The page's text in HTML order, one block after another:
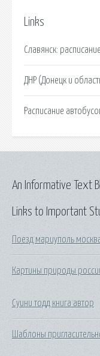
Links
Славянск:
ДНР (Донецк и
Расписание
Links to Important
Поезд мариуполь
Картины природы
Суини тодд книга автор
Шаблоны
An Informative Text